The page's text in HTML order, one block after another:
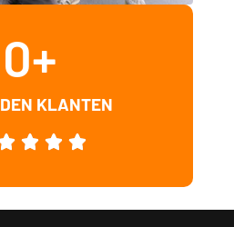
KLANTEN
0+